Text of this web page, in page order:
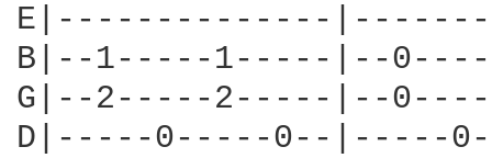
E|--------------
B|--1-----1-----|--
G|--2-----2-----|--
D|-----0-----0--|-----